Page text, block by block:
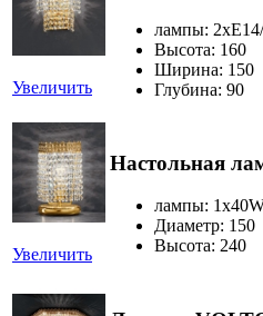
Увеличить
лампы:
Высота: 160
Ширина: 150
Глубина: 90
Увеличить
Настольная
лампы:
Диаметр: 150
Высота: 240